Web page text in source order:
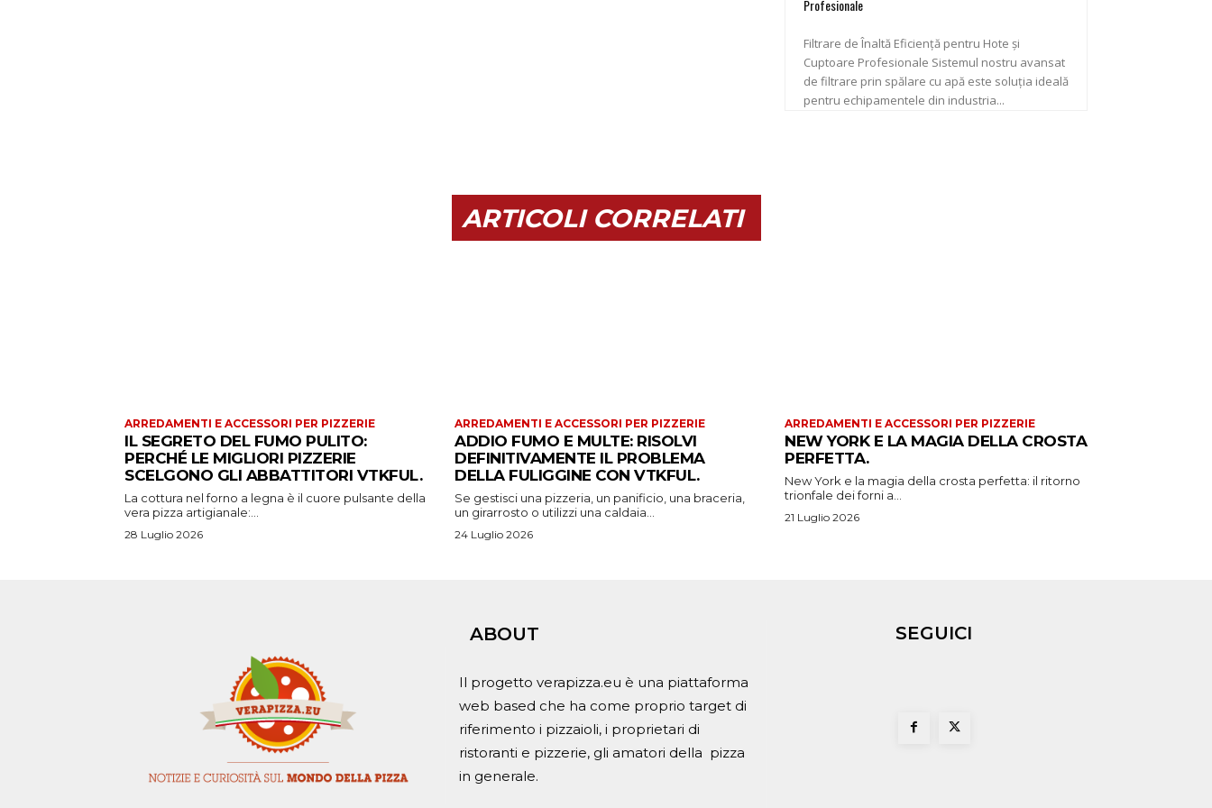
Profesionale
Filtrare de Înaltă Eficiență pentru Hote și
Cuptoare Profesionale Sistemul nostru avansat
de filtrare prin spălare cu apă este soluția ideală
pentru echipamentele din industria...
ARTICOLI CORRELATI
ARREDAMENTI E ACCESSORI PER PIZZERIE
IL SEGRETO DEL FUMO PULITO:
PERCHÉ LE MIGLIORI PIZZERIE
SCELGONO GLI ABBATTITORI VTKFUL.
La cottura nel forno a legna è il cuore pulsante della
vera pizza artigianale:...
28 Luglio 2026
ARREDAMENTI E ACCESSORI PER PIZZERIE
ADDIO FUMO E MULTE: RISOLVI
DEFINITIVAMENTE IL PROBLEMA
DELLA FULIGGINE CON VTKFUL.
Se gestisci una pizzeria, un panificio, una braceria,
un girarrosto o utilizzi una caldaia...
24 Luglio 2026
ARREDAMENTI E ACCESSORI PER PIZZERIE
NEW YORK E LA MAGIA DELLA CROSTA
PERFETTA.
New York e la magia della crosta perfetta: il ritorno
trionfale dei forni a...
21 Luglio 2026
ABOUT
Il progetto verapizza.eu è una piattaforma
web based che ha come proprio target di
riferimento i pizzaioli, i proprietari di
ristoranti e pizzerie, gli amatori della pizza
in generale.
SEGUICI